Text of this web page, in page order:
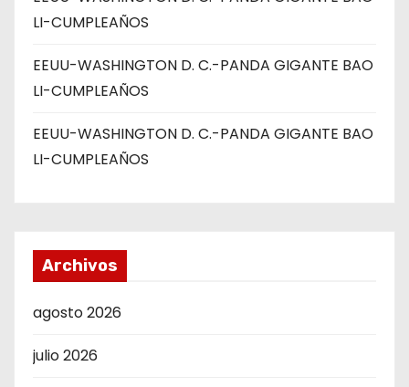
LI-CUMPLEAÑOS
EEUU-WASHINGTON D. C.-PANDA GIGANTE BAO
LI-CUMPLEAÑOS
EEUU-WASHINGTON D. C.-PANDA GIGANTE BAO
LI-CUMPLEAÑOS
Archivos
agosto 2026
julio 2026